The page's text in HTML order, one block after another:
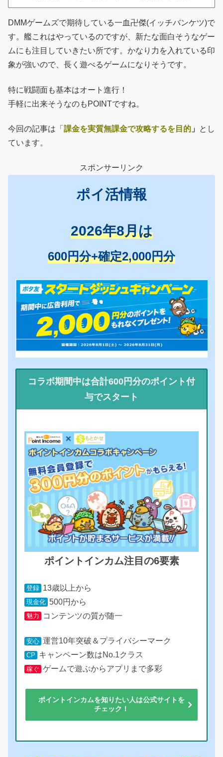
DMMゲームズで期待している一血卍傑(イッチバンケツ)で
す。艦これはやっているのですが、新たな面白そうなゲー
ムにも注目していきたい所です。かなり力を入れている印
象が強いので、長く遊べるゲームになりそうです。
特に戦闘面も基本はオート進行！
手軽に出来そうなのもPOINTですね。
今回の記事は「 課金を実質無課金で攻略するを目的 」
とし
ています。
スポンサーリンク
ポイ活情報
2026年8月は
600円分+確定2,000円分
コラボ期間中は合計600円分のポイント付
与でスタート
ポイントインカム注目の6要素
登録 13歳以上から
現金化 500円から
魅力 コンテンツの質が随一
安心 運営10年突破＆プライバシーマーク
CP キャンペーン数はNo.1クラス
稼ぐ ゲームで遊ぶからアプリまで多彩
ポイントインカムを知りたい人は公式サイトを
チェック！